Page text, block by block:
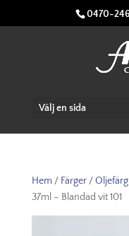
0470-
Välj en sida
Hem / Färger/Oljefärg
37ml – Blandad vit 101